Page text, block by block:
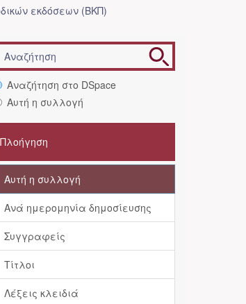
εκδόσεων (ΒΚΠ)
Αναζήτηση στο DSpace
Αυτή η συλλογή
Πλοήγηση
Αυτή η συλλογή
Ανά ημερομηνία δημοσίευσης
Συγγραφείς
Τίτλοι
Λέξεις κλειδιά